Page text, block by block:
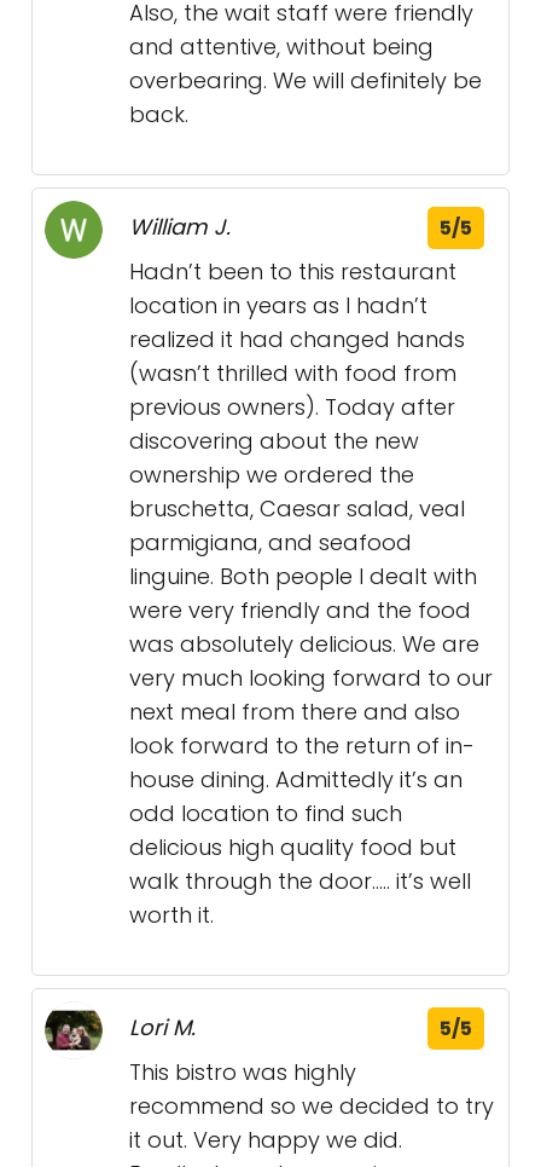
Also, the wait staff were friendly
and attentive, without being
overbearing. We will definitely be
back.
William J. 5/5
Hadn’t been to this restaurant
location in years as I hadn’t
realized it had changed hands
(wasn’t thrilled with food from
previous owners). Today after
discovering about the new
ownership we ordered the
bruschetta, Caesar salad, veal
parmigiana, and seafood
linguine. Both people I dealt with
were very friendly and the food
was absolutely delicious. We are
very much looking forward to our
next meal from there and also
look forward to the return of in-
house dining. Admittedly it’s an
odd location to find such
delicious high quality food but
walk through the door..... it’s well
worth it.
Lori M. 5/5
This bistro was highly
recommend so we decided to try
it out. Very happy we did.